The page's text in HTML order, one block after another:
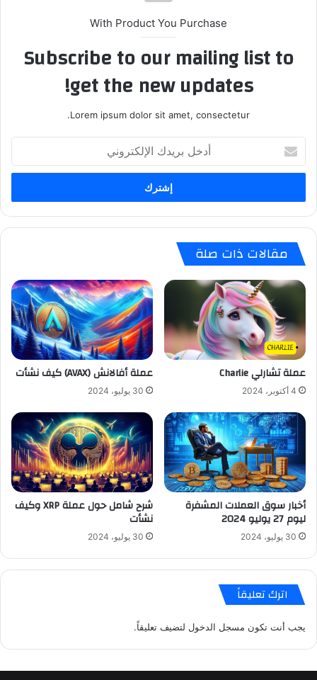
With Product You Purchase
Subscribe to our mailing list to
get the new updates!
Lorem ipsum dolor sit amet, consectetur.
بريدك
الإلكتروني
مقالات ذات صلة
عملة تشارلي Charlie
4 أكتوبر، 2024
عملة أفالانش (AVAX) كيف نشأت
30 يوليو، 2024
أخبار سوق العملات المشفرة
ليوم 27 يوليو 2024
30 يوليو، 2024
شرح شامل حول عملة XRP وكيف
نشأت
30 يوليو، 2024
اترك تعليقاً
يجب أنت تكون مسجل الدخول لتضيف تعليقاً.